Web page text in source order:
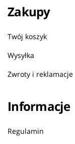
Zakupy
Twój koszyk
Wysyłka
Zwroty i reklamacje
Informacje
Regulamin